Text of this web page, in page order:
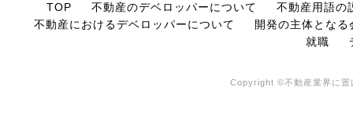
TOP 不動産のデベロッパーについて
不動産用語の
不動産におけるデベロッパーについて
開発の主体となる
就職
Copyright ©不動産業界に